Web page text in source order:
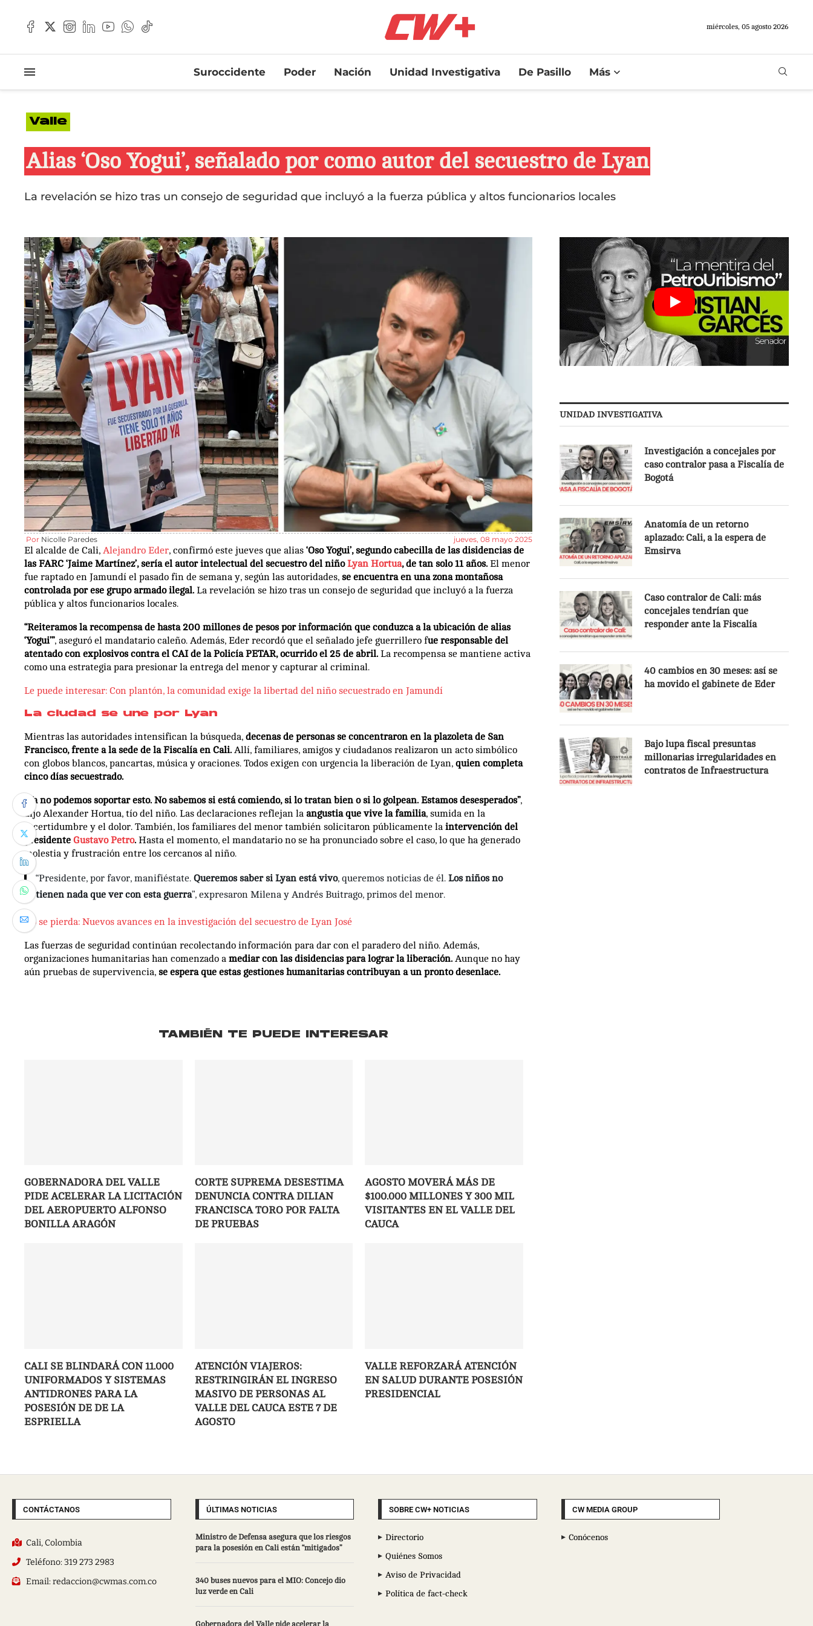
miércoles, 05 agosto 2026
Suroccidente Poder Nación Unidad Investigativa De Pasillo Más
Valle
Alias ‘Oso Yogui’, señalado por como autor del secuestro de Lyan
La revelación se hizo tras un consejo de seguridad que incluyó a la fuerza pública y altos funcionarios locales
Por Nicolle Paredes jueves, 08 mayo 2025
El alcalde de Cali, Alejandro Eder, confirmó este jueves que alias ‘Oso Yogui’, segundo cabecilla de las disidencias de
las FARC ‘Jaime Martínez’, sería el autor intelectual del secuestro del niñoLyan Hortua, de tan solo 11 años. El menor
fue raptado en Jamundí el pasado fin de semana y, según las autoridades, se encuentra en una zona montañosa
controlada por ese grupo armado ilegal. La revelación se hizo tras un consejo de seguridad que incluyó a la fuerza
pública y altos funcionarios locales.
“Reiteramos la recompensa de hasta 200 millones de pesos por información que conduzca a la ubicación de alias
‘Yogui’”, aseguró el mandatario caleño. Además, Eder recordó que el señalado jefe guerrillero fue responsable del
atentado con explosivos contra el CAI de la Policía PETAR, ocurrido el 25 de abril. La recompensa se mantiene activa
como una estrategia para presionar la entrega del menor y capturar al criminal.
Le puede interesar: Con plantón, la comunidad exige la libertad del niño secuestrado en Jamundí
La ciudad se une por Lyan
Mientras las autoridades intensifican la búsqueda, decenas de personas se concentraron en la plazoleta de San
Francisco, frente a la sede de la Fiscalía en Cali. Allí, familiares, amigos y ciudadanos realizaron un acto simbólico
con globos blancos, pancartas, música y oraciones. Todos exigen con urgencia la liberación de Lyan, quien completa
cinco días secuestrado.
“Ya no podemos soportar esto. No sabemos si está comiendo, si lo tratan bien o si lo golpean. Estamos desesperados”,
dijo Alexander Hortua, tío del niño. Las declaraciones reflejan la angustia que vive la familia, sumida en la
incertidumbre y el dolor. También, los familiares del menor también solicitaron públicamente la intervención del
presidente Gustavo Petro. Hasta el momento, el mandatario no se ha pronunciado sobre el caso, lo que ha generado
molestia y frustración entre los cercanos al niño.
“Presidente, por favor, manifiéstate. Queremos saber si Lyan está vivo, queremos noticias de él. Los niños no
tienen nada que ver con esta guerra”, expresaron Milena y Andrés Buitrago, primos del menor.
No se pierda: Nuevos avances en la investigación del secuestro de Lyan José
Las fuerzas de seguridad continúan recolectando información para dar con el paradero del niño. Además,
organizaciones humanitarias han comenzado a mediar con las disidencias para lograr la liberación. Aunque no hay
aún pruebas de supervivencia, se espera que estas gestiones humanitarias contribuyan a un pronto desenlace.
TAMBIÉN TE PUEDE INTERESAR
GOBERNADORA DEL VALLE
PIDE ACELERAR LA LICITACIÓN
DEL AEROPUERTO ALFONSO
BONILLA ARAGÓN
CORTE SUPREMA DESESTIMA
DENUNCIA CONTRA DILIAN
FRANCISCA TORO POR FALTA
DE PRUEBAS
AGOSTO MOVERÁ MÁS DE
$100.000 MILLONES Y 300 MIL
VISITANTES EN EL VALLE DEL
CAUCA
CALI SE BLINDARÁ CON 11.000
UNIFORMADOS Y SISTEMAS
ANTIDRONES PARA LA
POSESIÓN DE DE LA
ESPRIELLA
ATENCIÓN VIAJEROS:
RESTRINGIRÁN EL INGRESO
MASIVO DE PERSONAS AL
VALLE DEL CAUCA ESTE 7 DE
AGOSTO
VALLE REFORZARÁ ATENCIÓN
EN SALUD DURANTE POSESIÓN
PRESIDENCIAL
UNIDAD INVESTIGATIVA
Investigación a concejales por
caso contralor pasa a Fiscalía de
Bogotá
Anatomía de un retorno
aplazado: Cali, a la espera de
Emsirva
Caso contralor de Cali: más
concejales tendrían que
responder ante la Fiscalía
40 cambios en 30 meses: así se
ha movido el gabinete de Eder
Bajo lupa fiscal presuntas
millonarias irregularidades en
contratos de Infraestructura
CONTÁCTANOS
Cali, Colombia
Teléfono: 319 273 2983
Email: redaccion@cwmas.com.co
ÚLTIMAS NOTICIAS
Ministro de Defensa asegura que los riesgos
para la posesión en Cali están “mitigados”
340 buses nuevos para el MIO: Concejo dio
luz verde en Cali
Gobernadora del Valle pide acelerar la
SOBRE CW+ NOTICIAS
Directorio
Quiénes Somos
Aviso de Privacidad
Política de fact-check
CW MEDIA GROUP
Conócenos